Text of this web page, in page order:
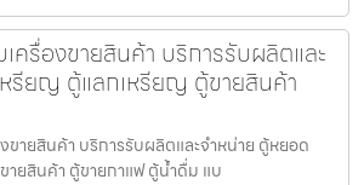
ครื่องขายสินค้า บริการรับผลิตและ
รียญ ตู้แลกเหรียญ ตู้ขายสินค้า
ายสินค้า บริการรับผลิตและจำหน่าย ตู้หยอด
ยสินค้า ตู้ขายกาแฟ ตู้น้ำดื่ม แบ